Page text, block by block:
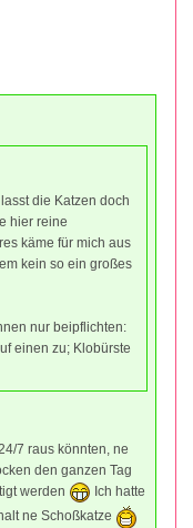
die Katzen doch
hier reine
käme für mich aus
kein so ein großes
nur beipflichten:
einen zu; Klobürste
7 raus könnten, ne
den ganzen Tag
werden
Ich hatte
ne Schoßkatze